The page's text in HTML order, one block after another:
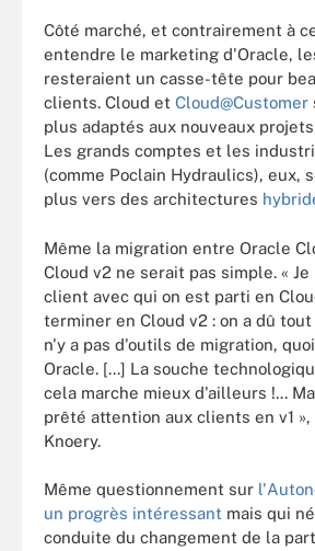
Côté marché, et contrairement à
entendre le marketing d'Oracle,
resteraient un casse-tête pour
clients. Cloud et Cloud@Customer
plus adaptés aux nouveaux
Les grands comptes et les
(comme Poclain Hydraulics), eux,
plus vers des architectures
Même la migration entre Oracle
Cloud v2 ne serait pas simple. « Je
client avec qui on est parti en
terminer en Cloud v2 : on a dû
n'y a pas d'outils de migration,
Oracle. [...] La souche
cela marche mieux d'ailleurs !...
prêté attention aux clients en v1
Knoery.
Même questionnement sur
un progrès intéressant mais qui
conduite du changement de la